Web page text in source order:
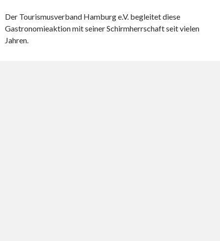
Der Tourismusverband Hamburg e.V. begleitet diese
Gastronomieaktion mit seiner Schirmherrschaft seit vielen
Jahren.